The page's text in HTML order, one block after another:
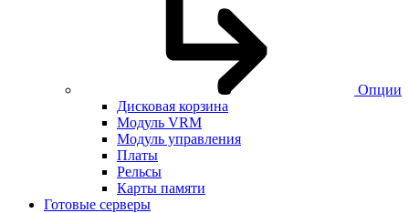
Опции
Дисковая корзина
Модуль VRM
Модуль управления
Платы
Рельсы
Карты памяти
Готовые серверы